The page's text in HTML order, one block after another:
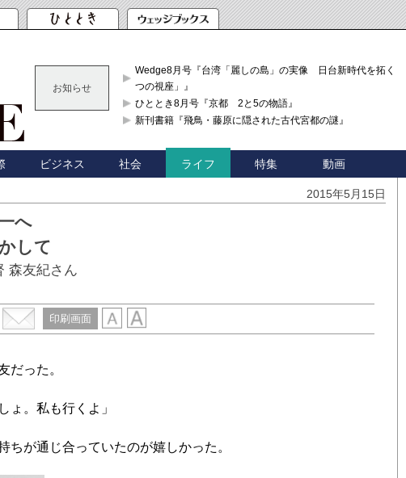
お知らせ
Wedge8月号『台湾「麗しの島」の実像 日台新時代を拓く「3
つの視座」』
ひととき8月号『京都 2と5の物語』
新刊書籍『飛鳥・藤原に隠された古代宮都の謎』
ビジネス 社会 ライフ 特集 動画
2015年5月15日
一へ
して
森友紀さん
印刷画面
だった。
。私も行くよ」
が通じ合っていたのが嬉しかった。